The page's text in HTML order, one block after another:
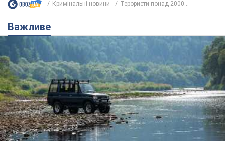
Кримінальні новини Терористи понад 2000...
Важливе